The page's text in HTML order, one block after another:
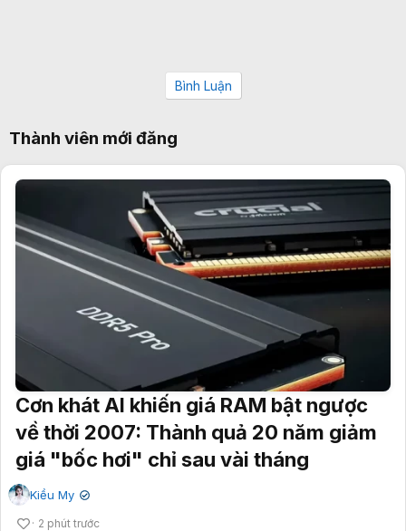
Bình Luận
Thành viên mới đăng
Cơn khát AI khiến giá RAM bật ngược
về thời 2007: Thành quả 20 năm giảm
giá "bốc hơi" chỉ sau vài tháng
Kiều My ✔
2 phút trước